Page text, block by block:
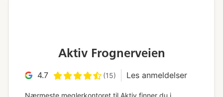
Aktiv Frognerveien
4.7 (15) Les anmeldelser
Nærmeste meglerkontoret til Aktiv finner du i